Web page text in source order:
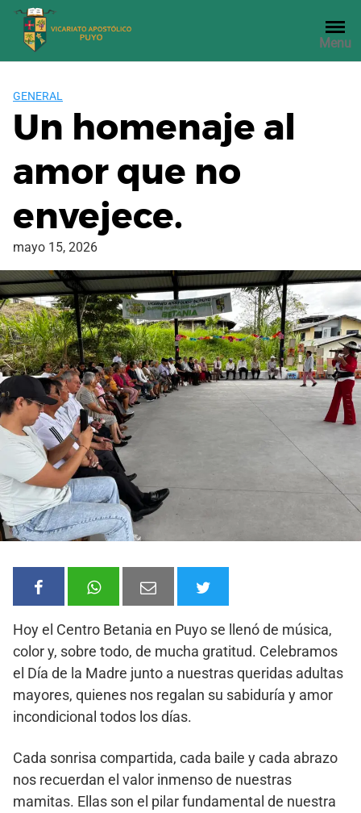
Saltar
contenido
Menu
GENERAL
Un homenaje al
amor que no
envejece.
mayo 15, 2026
Hoy el Centro Betania en Puyo se llenó de música,
color y, sobre todo, de mucha gratitud. Celebramos
el Día de la Madre junto a nuestras queridas adultas
mayores, quienes nos regalan su sabiduría y amor
incondicional todos los días.
Cada sonrisa compartida, cada baile y cada abrazo
nos recuerdan el valor inmenso de nuestras
mamitas. Ellas son el pilar fundamental de nuestra